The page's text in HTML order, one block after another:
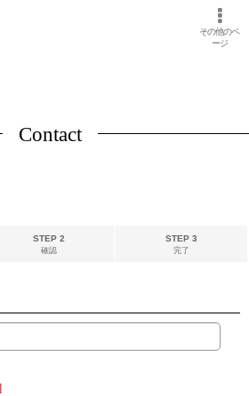
その他のペ
ージ
Contact
STEP 2
確認
STEP 3
完了